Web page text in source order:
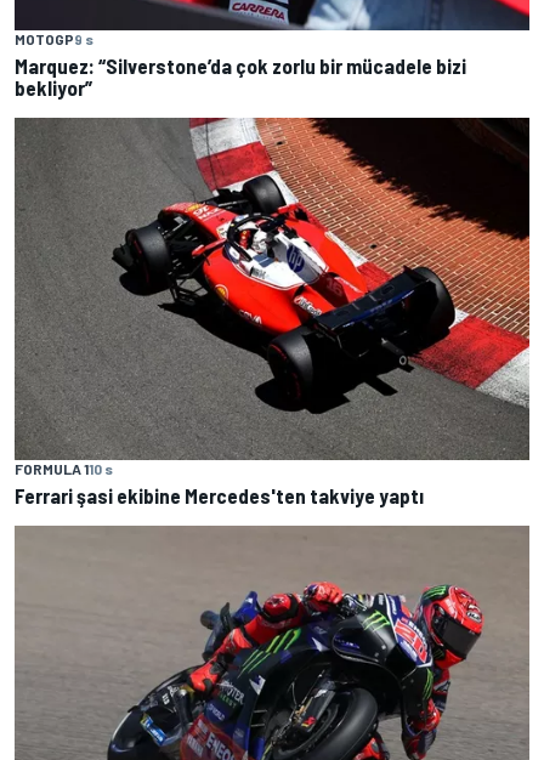
MOTOGP9 s
Marquez: “Silverstone’da çok zorlu bir mücadele bizi
bekliyor”
FORMULA 110 s
Ferrari şasi ekibine Mercedes'ten takviye yaptı